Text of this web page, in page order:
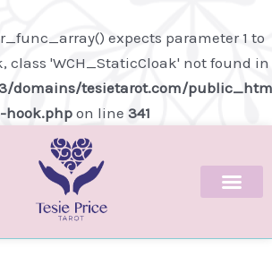
expects parameter 1 to
class 'WCH_StaticCloak' not found in
domains/tesietarot.com/
hook.php on line 341